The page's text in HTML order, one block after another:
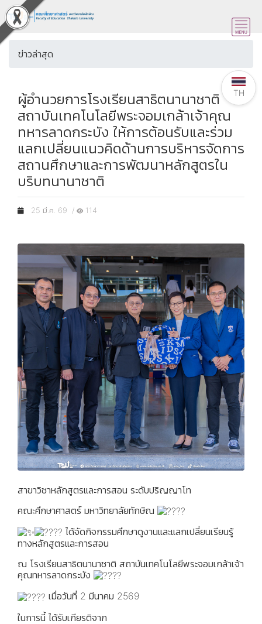
ข่าวล่าสุด
ผู้อำนวยการโรงเรียนสาธิตนานาชาติ
สถาบันเทคโนโลยีพระจอมเกล้าเจ้าคุณ
ทหารลาดกระบัง ให้การต้อนรับและร่วม
แลกเปลี่ยนแนวคิดด้านการบริหารจัดการ
สถานศึกษาและการพัฒนาหลักสูตรใน
บริบทนานาชาติ
25 มี.ค. 69 / 114
สาขาวิชาหลักสูตรและการสอน ระดับปริญญาโท
คณะศึกษาศาสตร์ มหาวิทยาลัยทักษิณ
ได้จัดกิจกรรมศึกษาดูงานและแลกเปลี่ยนเรียนรู้
ทางหลักสูตรและการสอน
ณ โรงเรียนสาธิตนานาชาติ สถาบันเทคโนโลยีพระจอมเกล้าเจ้า
คุณทหารลาดกระบัง
เมื่อวันที่ 2 มีนาคม 2569
ในการนี้ ได้รับเกียรติจาก
TH